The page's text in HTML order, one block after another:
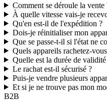
Comment se déroule la vente
À quelle vitesse vais-je
Qu'en est-il de l'expédition ?
Dois-je réinitialiser mon
Que se passe-t-il si l'état ne
Quels appareils rachetez-
Quelle est la durée de
Le rachat est-il sécurisé ?
Puis-je vendre plusieurs
Et si je ne trouve pas mon
B2B